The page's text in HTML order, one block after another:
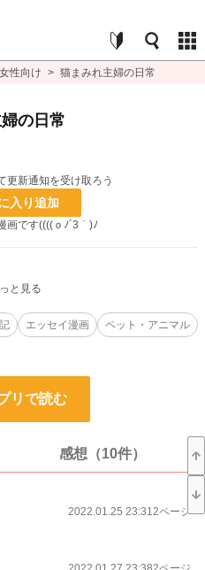
性向け > 猫まみれ主婦の日常
の日常
更新通知を受け取ろう
入り追加
画です((((ｏﾉ´3｀)ﾉ
エッセイ漫画
ペット・アニマル
リで読む
感想（10件）
2022.01.25 23:312ページ